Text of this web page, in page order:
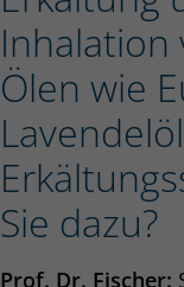
Inhalation
Ölen wie
Sie dazu?
Prof. Dr. Fischer: